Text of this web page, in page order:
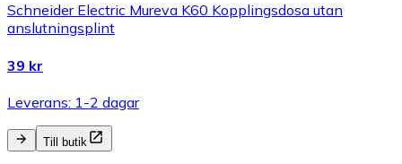
Schneider Electric Mureva K60 Kopplingsdosa utan
anslutningsplint
39 kr
Leverans: 1-2 dagar
Till butik